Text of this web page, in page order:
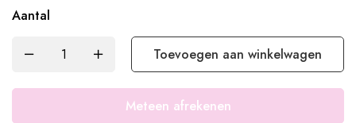
Aantal
Toevoegen aan winkelwagen
Meteen afrekenen